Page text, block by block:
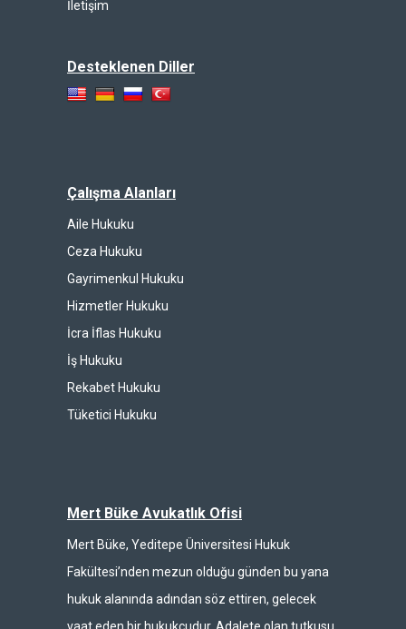
İletişim
Desteklenen Diller
Çalışma Alanları
Aile Hukuku
Ceza Hukuku
Gayrimenkul Hukuku
Hizmetler Hukuku
İcra İflas Hukuku
İş Hukuku
Rekabet Hukuku
Tüketici Hukuku
Mert Büke Avukatlık Ofisi
Mert Büke, Yeditepe Üniversitesi Hukuk
Fakültesi’nden mezun olduğu günden bu yana
hukuk alanında adından söz ettiren, gelecek